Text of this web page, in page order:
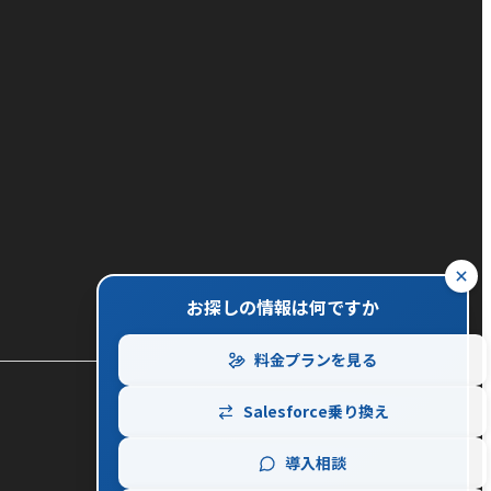
お探しの情報は何ですか
料金プランを見る
Salesforce乗り換え
導入相談
close